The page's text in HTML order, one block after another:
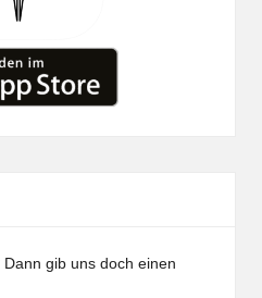
gib uns doch einen